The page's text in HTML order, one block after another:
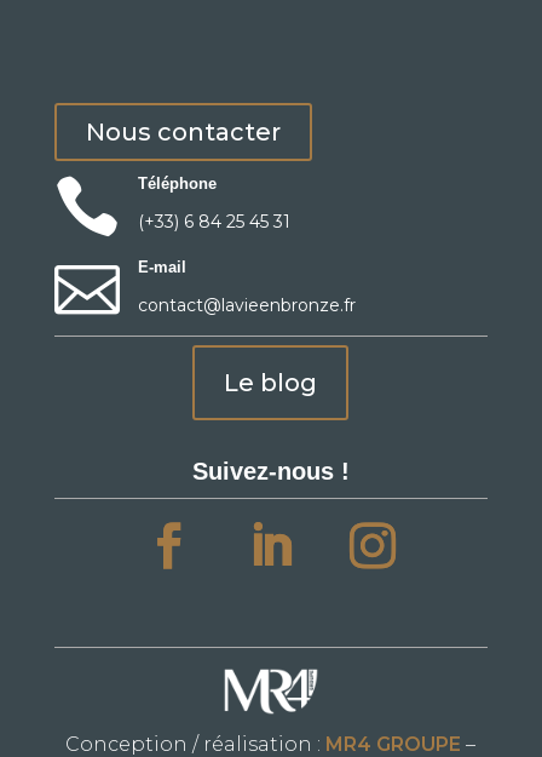
Nous contacter
 Téléphone
(+33) 6 84 25 45 31
 E-mail
contact@lavieenbronze.fr
Le blog
Suivez-nous !
Conception / réalisation : MR4 GROUPE –